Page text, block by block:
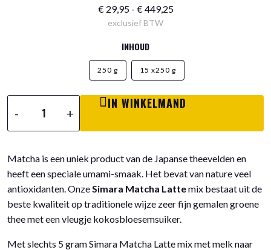
€29,95 - €449,25Prijsklasse:
exclusief BTW
INHOUD
250 g 15 x250 g
-
Simara
250
aantal
+
IN WINKELMAND
Matcha is een uniek product van de Japanse theevelden en
heeft een speciale umami-smaak. Het bevat van nature veel
antioxidanten. OnzeSimara Matcha Lattemix bestaat uit de
beste kwaliteit op traditionele wijze zeer fijn gemalen groene
thee met een vleugje kokosbloesemsuiker.
Met slechts 5 gram Simara Matcha Latte mix met melk naar